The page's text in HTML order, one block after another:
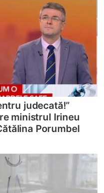
judecată!”
ministrul Irineu
Porumbel